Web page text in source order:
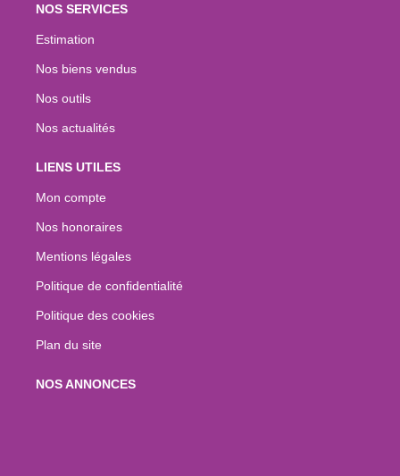
NOS SERVICES
Estimation
Nos biens vendus
Nos outils
Nos actualités
LIENS UTILES
Mon compte
Nos honoraires
Mentions légales
Politique de confidentialité
Politique des cookies
Plan du site
NOS ANNONCES